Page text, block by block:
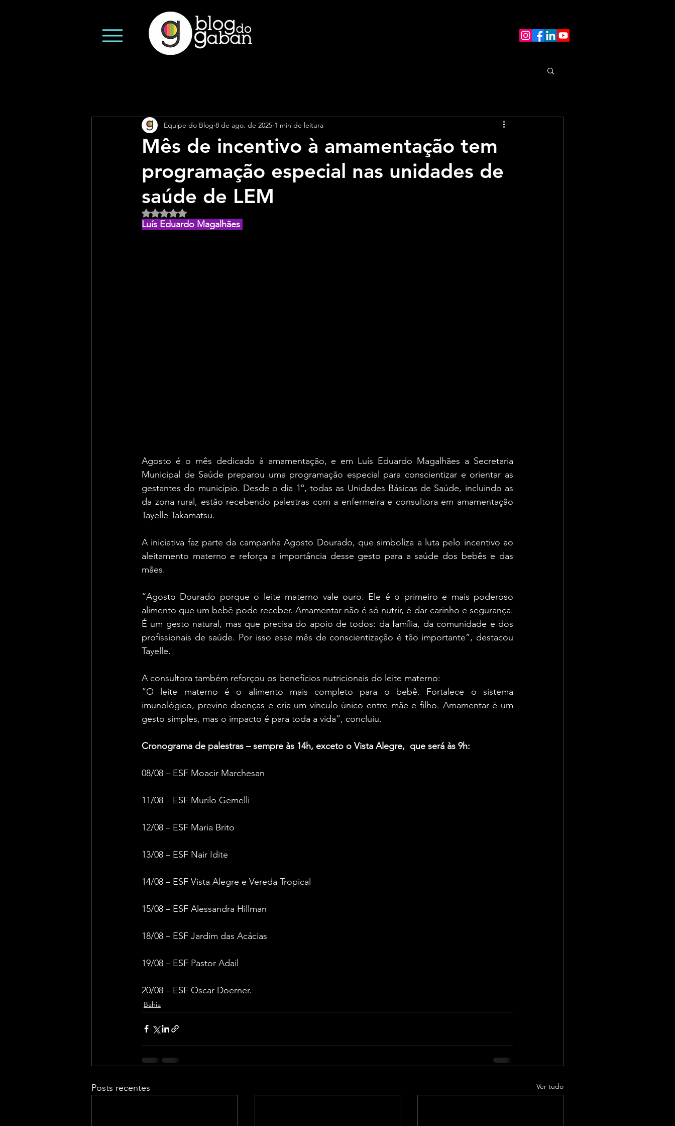
Mês de incentivo à amamentação tem
programação especial nas unidades de
saúde de LEM
Equipe do Blog 8 de ago. de 2025 1 min de leitura
Avaliado com NaN de 5 estrelas.
Luís Eduardo Magalhães
Agosto é o mês dedicado à amamentação, e em Luís Eduardo Magalhães a Secretaria
Municipal de Saúde preparou uma programação especial para conscientizar e orientar as
gestantes do município. Desde o dia 1º, todas as Unidades Básicas de Saúde, incluindo as
da zona rural, estão recebendo palestras com a enfermeira e consultora em amamentação
Tayelle Takamatsu.
A iniciativa faz parte da campanha Agosto Dourado, que simboliza a luta pelo incentivo ao
aleitamento materno e reforça a importância desse gesto para a saúde dos bebês e das
mães.
“Agosto Dourado porque o leite materno vale ouro. Ele é o primeiro e mais poderoso
alimento que um bebê pode receber. Amamentar não é só nutrir, é dar carinho e segurança.
É um gesto natural, mas que precisa do apoio de todos: da família, da comunidade e dos
profissionais de saúde. Por isso esse mês de conscientização é tão importante”, destacou
Tayelle.
A consultora também reforçou os benefícios nutricionais do leite materno:
“O leite materno é o alimento mais completo para o bebê. Fortalece o sistema
imunológico, previne doenças e cria um vínculo único entre mãe e filho. Amamentar é um
gesto simples, mas o impacto é para toda a vida”, concluiu.
Cronograma de palestras – sempre às 14h, exceto o Vista Alegre,  que será às 9h:
08/08 – ESF Moacir Marchesan
11/08 – ESF Murilo Gemelli
12/08 – ESF Maria Brito
13/08 – ESF Nair Idite
14/08 – ESF Vista Alegre e Vereda Tropical
15/08 – ESF Alessandra Hillman
18/08 – ESF Jardim das Acácias
19/08 – ESF Pastor Adail
20/08 – ESF Oscar Doerner.
Bahia
Posts recentes Ver tudo